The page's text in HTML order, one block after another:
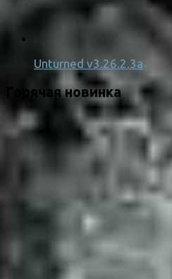
Unturned v3.26.2.3a
Горячая новинка